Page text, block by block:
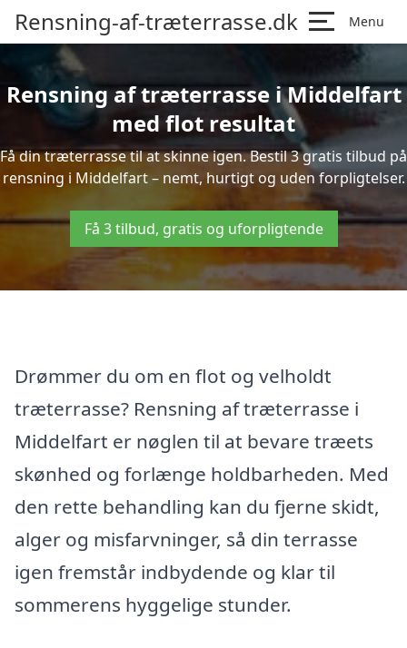
Rensning-af-træterrasse.dk Menu
Rensning af træterrasse i Middelfart
med flot resultat
Få din træterrasse til at skinne igen. Bestil 3 gratis tilbud på
rensning i Middelfart – nemt, hurtigt og uden forpligtelser.
Få 3 tilbud, gratis og uforpligtende
Drømmer du om en flot og velholdt
træterrasse? Rensning af træterrasse i
Middelfart er nøglen til at bevare træets
skønhed og forlænge holdbarheden. Med
den rette behandling kan du fjerne skidt,
alger og misfarvninger, så din terrasse
igen fremstår indbydende og klar til
sommerens hyggelige stunder.